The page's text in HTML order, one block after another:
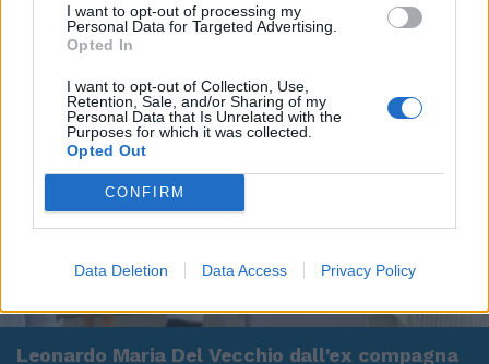
I want to opt-out of processing my
Personal Data for Targeted Advertising.
Opted In
I want to opt-out of Collection, Use,
Retention, Sale, and/or Sharing of my
Personal Data that Is Unrelated with the
Purposes for which it was collected.
Opted Out
CONFIRM
Data Deletion Data Access Privacy Policy
Leonardo Maria Del Vecchio dall'ex compagna